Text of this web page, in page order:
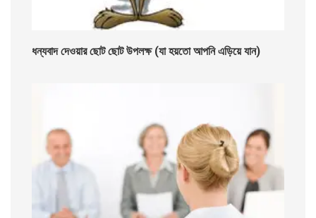
ধন্যবাদ দেওয়ার ছোট ছোট উপলক্ষ (যা হয়তো আপনি এড়িয়ে যান)